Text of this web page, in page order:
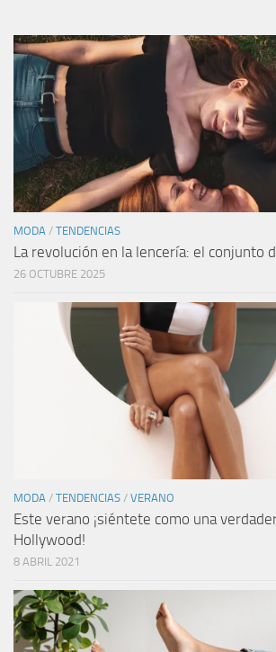
MODA / TENDENCIAS
La revolución en la lencería: el conjunto
26 OCTUBRE 2025
MODA / TENDENCIAS / VERANO
Este verano ¡siéntete como una
Hollywood!
8 ABRIL 2021